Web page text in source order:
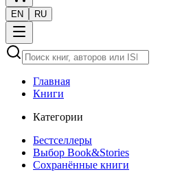
EN RU
Главная
Книги
Категории
Бестселлеры
Выбор Book&Stories
Сохранённые книги